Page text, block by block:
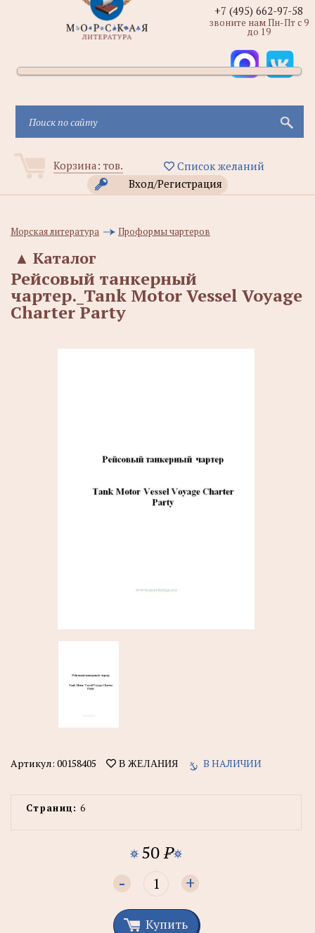
Корзина: тов.
Список желаний
Вход/Регистрация
+7 (495) 662-97-58
звоните нам Пн-Пт с 9
до 19
Морская литература Проформы чартеров
Каталог
▲
Рейсовый танкерный
чартер._Tank Motor Vessel Voyage
Charter Party
Артикул: 00158405 В ЖЕЛАНИЯ В НАЛИЧИИ
Страниц: 6
50P
- +
Купить